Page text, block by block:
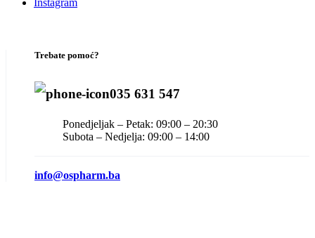
Instagram
Trebate pomoć?
035 631 547
Ponedjeljak – Petak: 09:00 – 20:30
Subota – Nedjelja: 09:00 – 14:00
info@ospharm.ba